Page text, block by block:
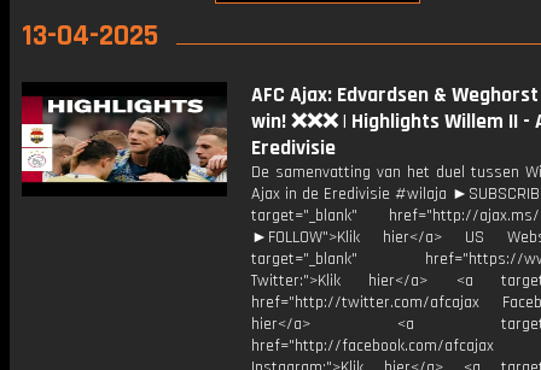
13-04-2025
AFC Ajax: Edvardsen &
win! ❌❌❌ | Highlights Willem II -
Eredivisie
De samenvatting van het duel tussen
Ajax in de Eredivisie #wilaja
target="_blank" href="http://ajax.ms/
►FOLLOW">Klik hier</a> US
target="_blank" href="https://
Twitter:">Klik hier</a> <a
href="http://twitter.com/afcajax
hier</a> <a
href="http://facebook.com/afcajax